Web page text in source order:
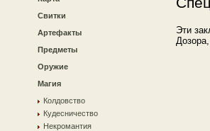
Свитки
Артефакты
Предметы
Оружие
Магия
Колдовство
Кудесничество
Некромантия
Эти